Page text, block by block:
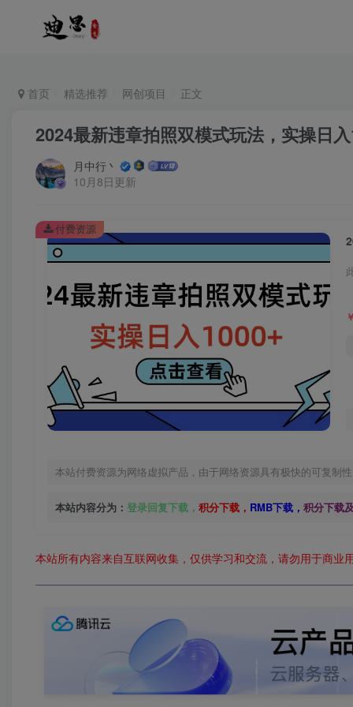
首页 精选推荐 网创项目 正文
2024最新违章拍照双模式玩法，实操日
月中行丶
10月8日更新
本站付费资源为网络虚拟产品，由于网络资源具有极快的可复制
本站内容分为： 登录回复下载， 积分下载， RMB下载， 积分下载
付费资源
本站所有内容来自互联网收集，仅供学习和交流，请勿用于商